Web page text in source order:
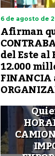
6 de agosto de
Afirman
del Este al
12.000
FINANCIA